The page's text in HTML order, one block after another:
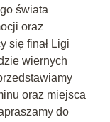
świata
oraz
się finał Ligi
wiernych
oraz miejsca
do